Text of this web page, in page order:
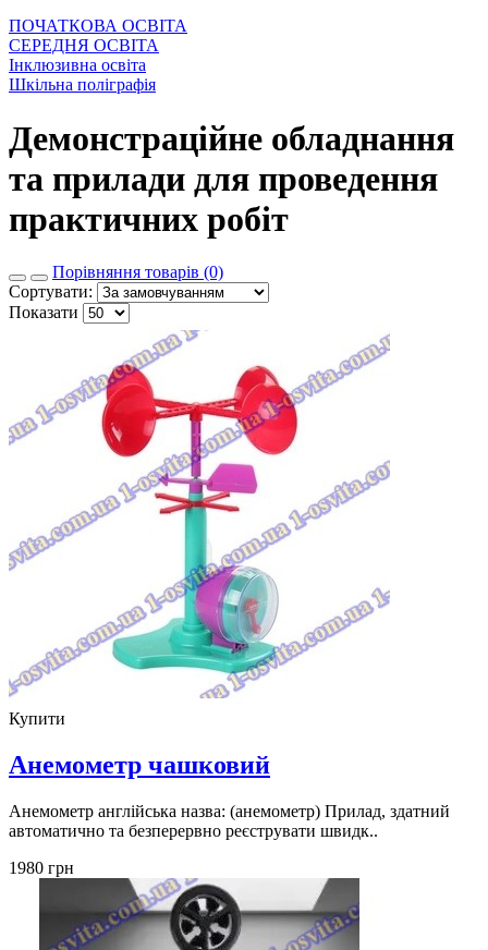
ПОЧАТКОВА ОСВIТА
СЕРЕДНЯ ОСВIТА
Інклюзивна освіта
Шкільна поліграфія
Демонстраційне обладнання
та прилади для проведення
практичних робiт
Порівняння товарів (0)
Сортувати:
Показати
Купити
Анемометр чашковий
Анемометр англійська назва: (анемометр) Прилад, здатний
автоматично та безперервно реєструвати швидк..
1980 грн